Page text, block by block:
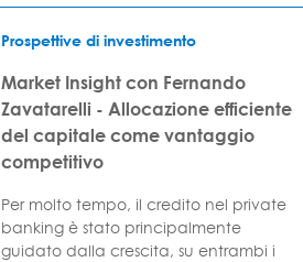
Prospettive di investimento
Market Insight con Fernando
Zavatarelli - Allocazione efficiente
del capitale come vantaggio
competitivo
Per molto tempo, il credito nel private
banking è stato principalmente
guidato dalla crescita, su entrambi i